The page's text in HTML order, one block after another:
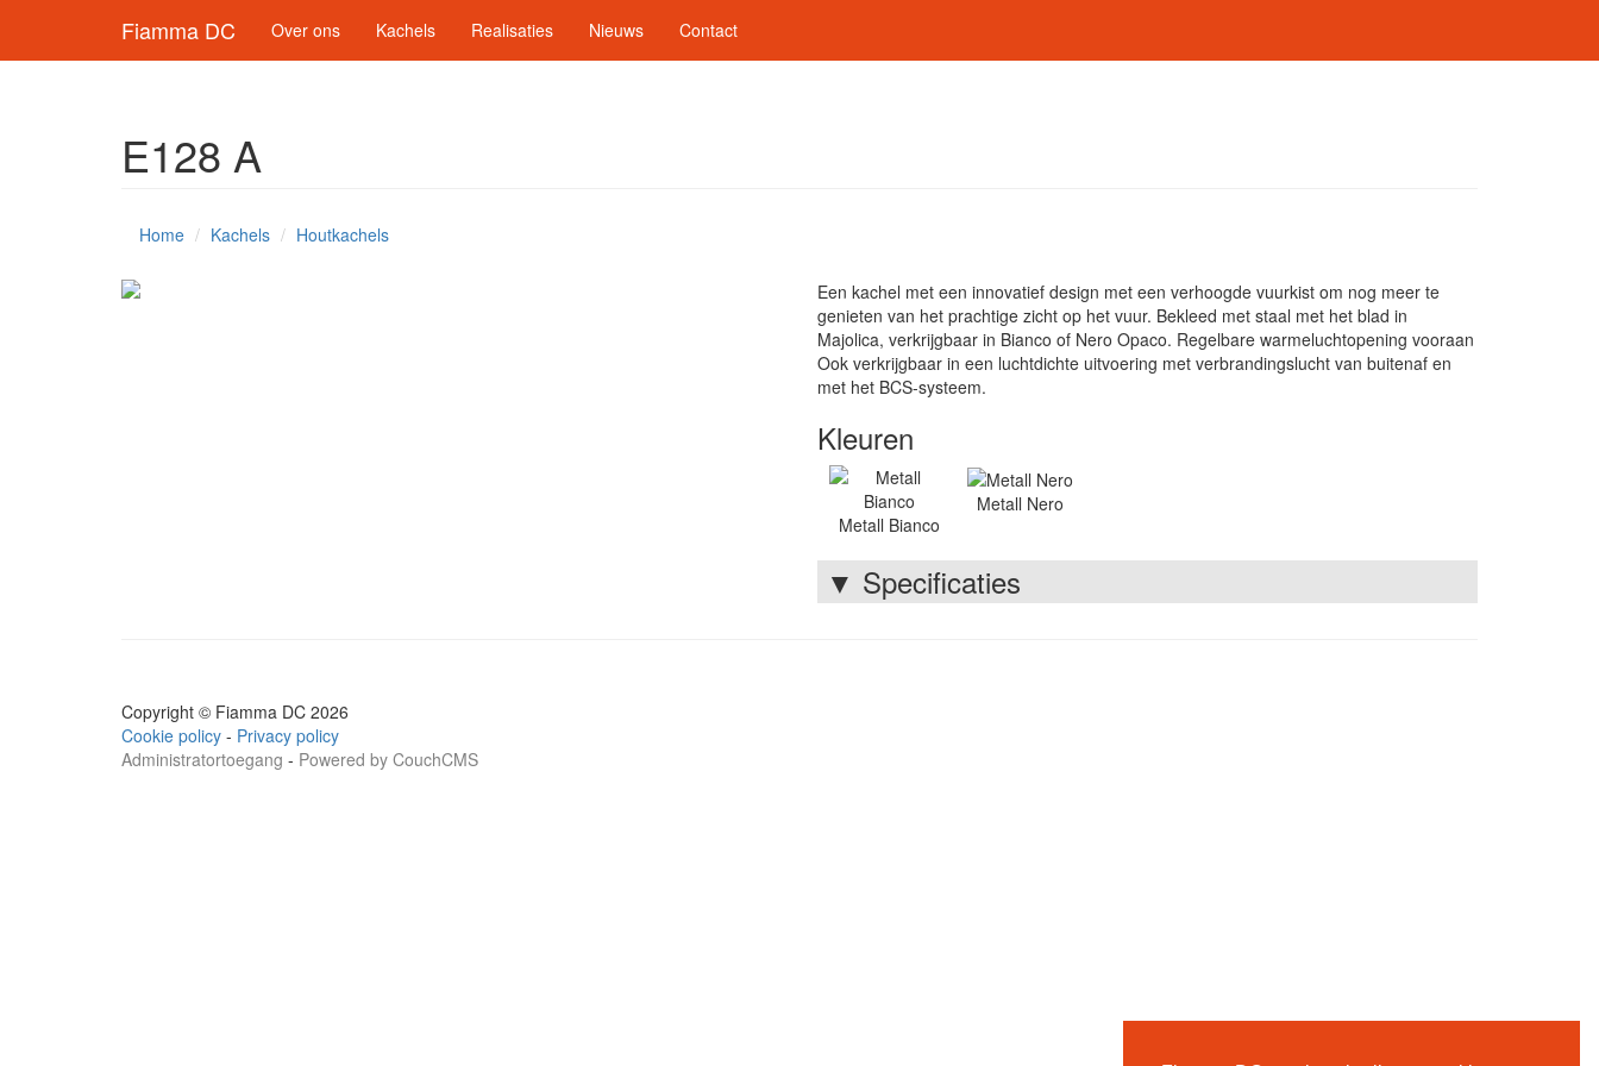
Fiamma DC Over ons Kachels Realisaties Nieuws Contact
E128 A
Home Kachels Houtkachels
Een kachel met een innovatief design met een verhoogde vuurkist om nog meer te
genieten van het prachtige zicht op het vuur. Bekleed met staal met het blad in
Majolica, verkrijgbaar in Bianco of Nero Opaco. Regelbare warmeluchtopening vooraan
Ook verkrijgbaar in een luchtdichte uitvoering met verbrandingslucht van buitenaf en
met het BCS-systeem.
Kleuren
Metall Bianco
Metall Nero
▼ Specificaties
Copyright © Fiamma DC 2026
Cookie policy - Privacy policy
Administratortoegang - Powered by CouchCMS